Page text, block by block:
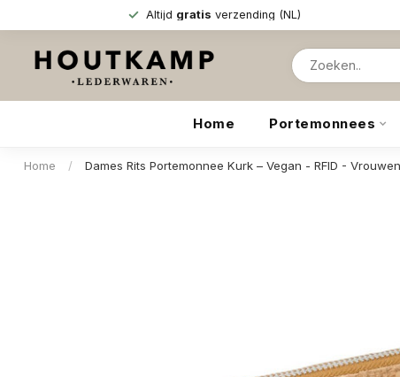
Altijd gratis verzending (NL)
Home Portemonnees
Home / Dames Rits Portemonnee Kurk – Vegan - RFID -